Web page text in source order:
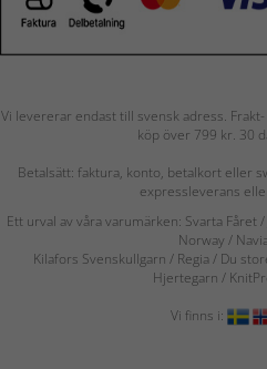
Vi levererar endast till svensk adress.
köp över 799 kr. 30
Betalsätt: faktura, konto, betalkort eller
expressleverans
Ett urval av våra varumärken: Svarta Fåret
Norway /
Kilafors Svenskullgarn / Regia / Du
Hjertegarn /
Vi finns i: